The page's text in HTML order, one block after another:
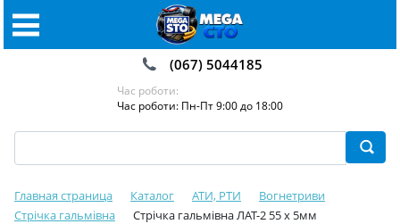
(067) 5044185
Час роботи:
Час роботи: Пн-Пт 9:00 до 18:00
Главная страница Каталог АТИ, РТИ
Вогнетриви
Стрічка гальмівна
Стрічка гальмівна ЛАТ-2 55 х 5мм